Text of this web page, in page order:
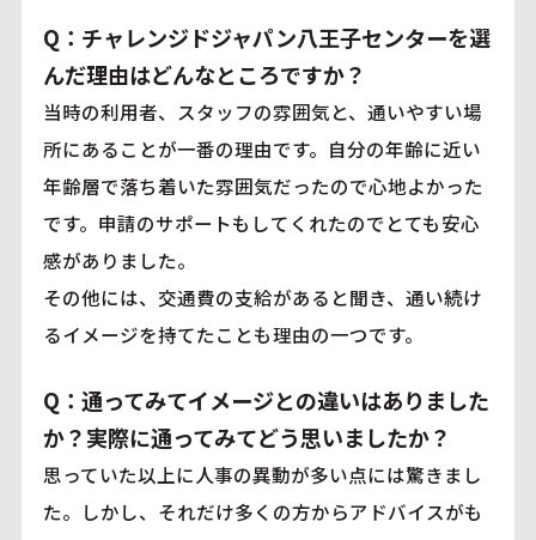
Q：チャレンジドジャパン八王子センターを選
んだ理由はどんなところですか？
当時の利用者、スタッフの雰囲気と、通いやすい場
所にあることが一番の理由です。自分の年齢に近い
年齢層で落ち着いた雰囲気だったので心地よかった
です。申請のサポートもしてくれたのでとても安心
感がありました。
その他には、交通費の支給があると聞き、通い続け
るイメージを持てたことも理由の一つです。
Q：通ってみてイメージとの違いはありました
か？実際に通ってみてどう思いましたか？
思っていた以上に人事の異動が多い点には驚きまし
た。しかし、それだけ多くの方からアドバイスがも